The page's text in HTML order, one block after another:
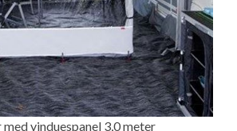
vinduespanel 3,0 meter